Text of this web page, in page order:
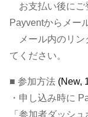
お支払い後にご
Payventからメー
メール内のリン
てください。
■ 参加方法 (New,
・申し込み時に
「参加者ダッシ